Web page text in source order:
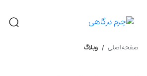
صفحه اصلی وبلاگ